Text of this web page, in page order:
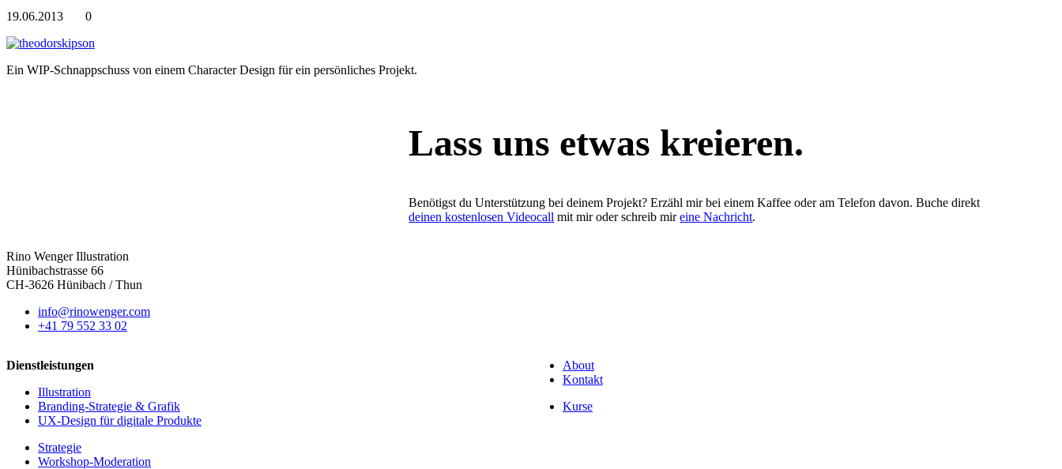
19.06.2013 0
Ein WIP-Schnappschuss von einem Character Design für ein persönliches Projekt.
Lass uns etwas kreieren.
Benötigst du Unterstützung bei deinem Projekt? Erzähl mir bei einem Kaffee oder am Telefon davon. Buche direkt
deinen kostenlosen Videocall mit mir oder schreib mireine Nachricht.
Rino Wenger Illustration
Hünibachstrasse 66
CH-3626 Hünibach / Thun
info@rinowenger.com
+41 79 552 33 02
Dienstleistungen
Illustration
Branding-Strategie & Grafik
UX-Design für digitale Produkte
Strategie
Workshop-Moderation
About
Kontakt
Kurse